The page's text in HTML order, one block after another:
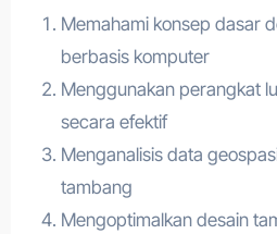
Memahami konsep dasar
berbasis komputer
Menggunakan perangkat
secara efektif
Menganalisis data
tambang
Mengoptimalkan desain